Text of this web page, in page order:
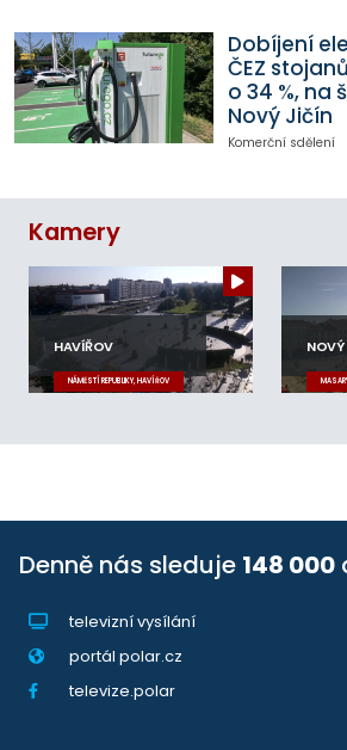
Dobíjení
ČEZ
o 34 %, na
Nový Jičín
Komerční sdělení
Kamery
HAVÍŘOV
NÁMĚSTÍ REPUBLIKY, HAVÍŘOV
Denně nás sleduje 148 000
televizní vysílání
portál polar.cz
televize.polar